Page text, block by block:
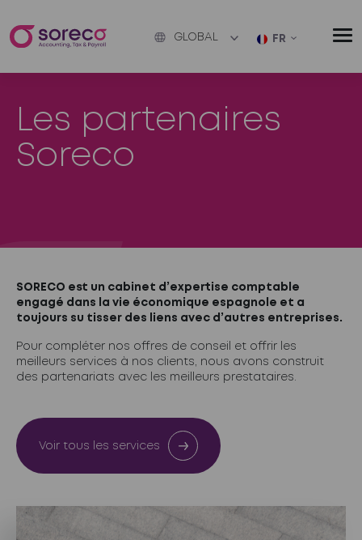
GLOBAL FR
Les partenaires
Soreco
SORECO est un cabinet d’expertise comptable
engagé dans la vie économique espagnole et a
toujours su tisser des liens avec d’autres entreprises.
Pour compléter nos offres de conseil et offrir les
meilleurs services à nos clients, nous avons construit
des partenariats avec les meilleurs prestataires.
Voir tous les services